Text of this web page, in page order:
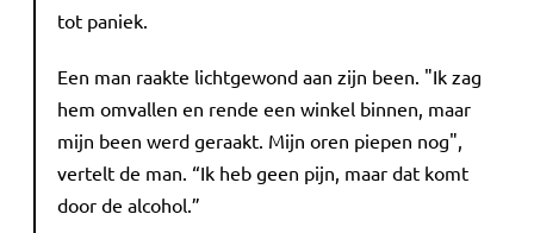
tot paniek.
Een man raakte lichtgewond aan zijn been. "Ik zag
hem omvallen en rende een winkel binnen, maar
mijn been werd geraakt. Mijn oren piepen nog",
vertelt de man. “Ik heb geen pijn, maar dat komt
door de alcohol.”